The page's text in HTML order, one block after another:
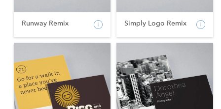
Runway Remix Simply Logo Remix